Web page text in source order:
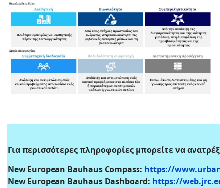
Για περισσότερες πληροφορίες μπορείτε να
New European Bauhaus Compass: https://
New European Bauhaus Dashboard: https://